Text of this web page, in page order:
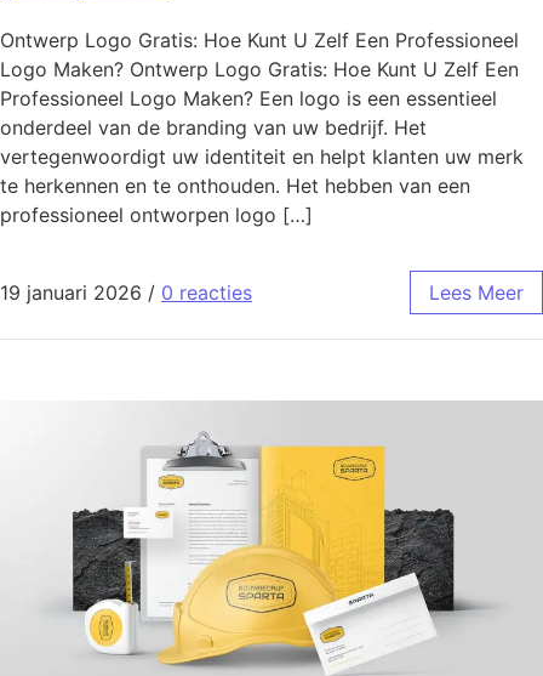
Ontwerp Logo Gratis: Hoe Kunt U Zelf Een Professioneel
Logo Maken? Ontwerp Logo Gratis: Hoe Kunt U Zelf Een
Professioneel Logo Maken? Een logo is een essentieel
onderdeel van de branding van uw bedrijf. Het
vertegenwoordigt uw identiteit en helpt klanten uw merk
te herkennen en te onthouden. Het hebben van een
professioneel ontworpen logo […]
19 januari 2026 / 0 reacties Lees Meer